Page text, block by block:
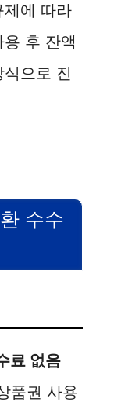
제에 따라
후 잔액
으로 진
수수
료 없음
품권 사용